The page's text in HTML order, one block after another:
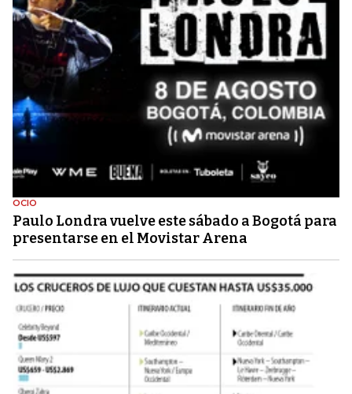
OCIO
Paulo Londra vuelve este sábado a Bogotá para
presentarse en el Movistar Arena